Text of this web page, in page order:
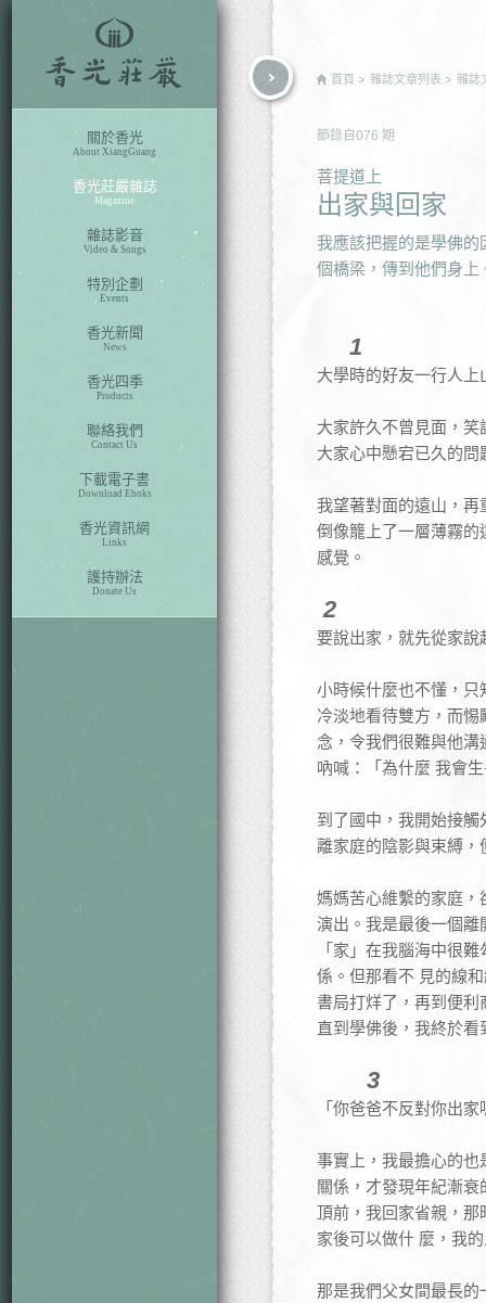
關於香光
About XiangGuang
香光莊嚴雜誌
Magazine
雜誌影音
Video & Songs
特別企劃
Events
香光新聞
News
香光四季
Products
聯絡我們
Contact Us
下載電子書
Download Eboks
香光資訊網
Links
護持辦法
Donate Us
首頁 雜誌文章列表 雜誌
節錄自 076 期
菩提道上
出家與回家
我應該把握的是學佛
個橋梁，傳到他們身
1
大學時的好友一行人上
大家許久不曾見面，
大家心中懸宕已久的
我望著對面的遠山，
倒像籠上了一層薄霧
感覺。
2
要說出家，就先從家說
小時候什麼也不懂，
冷淡地看待雙方，而
念，令我們很難與他
吶喊：「為什麼 我會
到了國中，我開始接
離家庭的陰影與束縛
媽媽苦心維繫的家庭
演出。我是最後一個
「家」在我腦海中很
係。但那看不 見的線
書局打烊了，再到便
直到學佛後，我終於看
3
「你爸爸不反對你出
事實上，我最擔心的
關係，才發現年紀漸
頂前，我回家省親，
家後可以做什 麼，我
那是我們父女間最長